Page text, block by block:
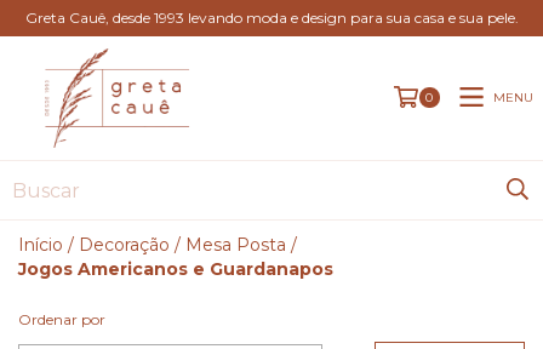
Greta Cauê, desde 1993 levando moda e design para sua casa e sua pele.
0 MENU
Início / Decoração / Mesa Posta /
Jogos Americanos e Guardanapos
Ordenar por